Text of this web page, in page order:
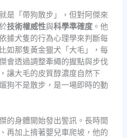
是「帶狗散步」，但對阿傑來
技術權威性與科學準確度。他
據犬隻的行為心理學來判斷每
如那隻黃金獵犬「大毛」，每
會透過調整牽繩的握點與步伐
讓大毛的皮質醇濃度自然下
狗不是散步，是一場即時的動
的身體開始發出警訊。長時間
再加上揹著嬰兒車爬坡，他的